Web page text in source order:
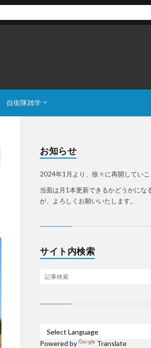
自衛隊雑学
お知らせ
2024年1月より、徐々に再開していこ
当面は月1本更新できるかどうかにな
が、よろしくお願いいたします。
サイト内検索
Powered by Translate